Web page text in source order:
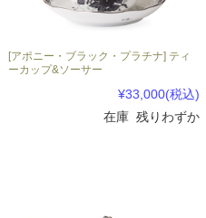
[アポニー・ブラック・プラチナ] ティ
ーカップ&ソーサー
¥33,000(税込)
在庫 残りわずか